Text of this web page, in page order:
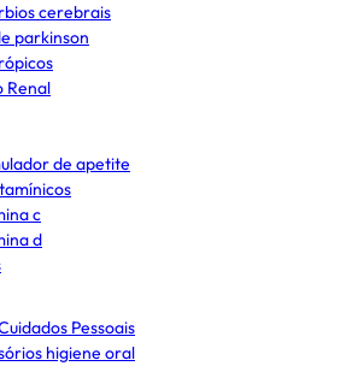
cerebrais
parkinson
Renal
de apetite
c
d
Pessoais
higiene oral